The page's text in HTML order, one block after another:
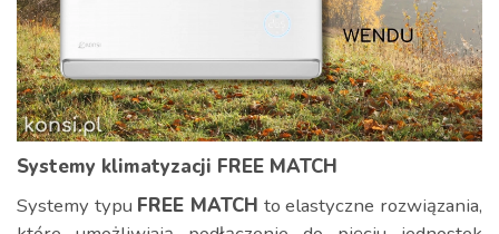
Systemy klimatyzacji FREE MATCH
Systemy typu FREE MATCH to elastyczne rozwiązania,